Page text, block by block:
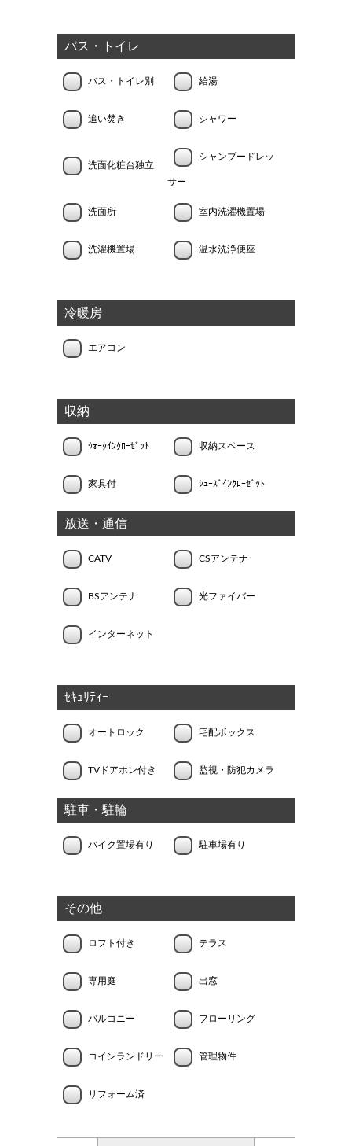
バス・トイレ
バス・トイレ別 給湯
追い焚き シャワー
洗面化粧台独立
シャンプードレッ
サー
洗面所 室内洗濯機置場
洗濯機置場 温水洗浄便座
冷暖房
エアコン
収納
ｳｫｰｸｲﾝｸﾛｰｾﾞｯﾄ 収納スペース
家具付 ｼｭｰｽﾞｲﾝｸﾛｰｾﾞｯﾄ
放送・通信
CATV CSアンテナ
BSアンテナ 光ファイバー
インターネット
ｾｷｭﾘﾃｨｰ
オートロック 宅配ボックス
TVドアホン付き 監視・防犯カメラ
駐車・駐輪
バイク置場有り 駐車場有り
その他
ロフト付き テラス
専用庭 出窓
バルコニー フローリング
コインランドリー 管理物件
リフォーム済